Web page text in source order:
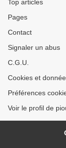
Top articles
Pages
Contact
Signaler un abus
C.G.U.
Cookies et
Préférences
Voir le profil de